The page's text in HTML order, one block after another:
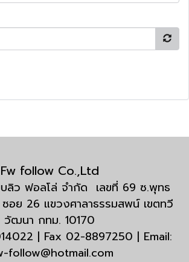
Fw follow Co.,Ltd
ลิว ฟอลโล่ จำกัด เลขที่ 69 ซ.พุทธ
อย 26 แขวงศาลาธรรมสพน์ เขตทวี
วัฒนา กทม. 10170
| Fax 02-8897250 | Email:
follow@hotmail.com